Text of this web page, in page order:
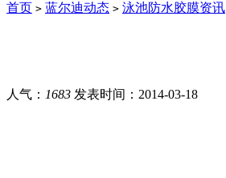
首页 > 蓝尔迪动态 > 泳池防水胶膜资讯
人气： 1683 发表时间： 2014-03-18